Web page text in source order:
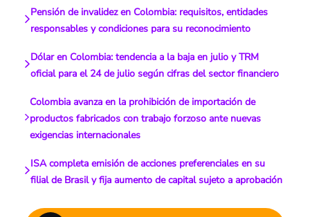
Pensión de invalidez en Colombia: requisitos, entidades
responsables y condiciones para su reconocimiento
Dólar en Colombia: tendencia a la baja en julio y TRM
oficial para el 24 de julio según cifras del sector financiero
Colombia avanza en la prohibición de importación de
productos fabricados con trabajo forzoso ante nuevas
exigencias internacionales
ISA completa emisión de acciones preferenciales en su
filial de Brasil y fija aumento de capital sujeto a aprobación